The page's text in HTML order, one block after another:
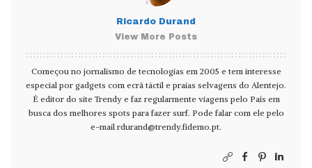
Ricardo Durand
View More Posts
Começou no jornalismo de tecnologias em 2005 e tem interesse
especial por gadgets com ecrã táctil e praias selvagens do Alentejo.
É editor do site Trendy e faz regularmente viagens pelo País em
busca dos melhores spots para fazer surf. Pode falar com ele pelo
e-mail rdurand@trendy.fidemo.pt.